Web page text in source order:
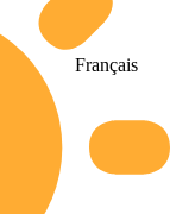
Français